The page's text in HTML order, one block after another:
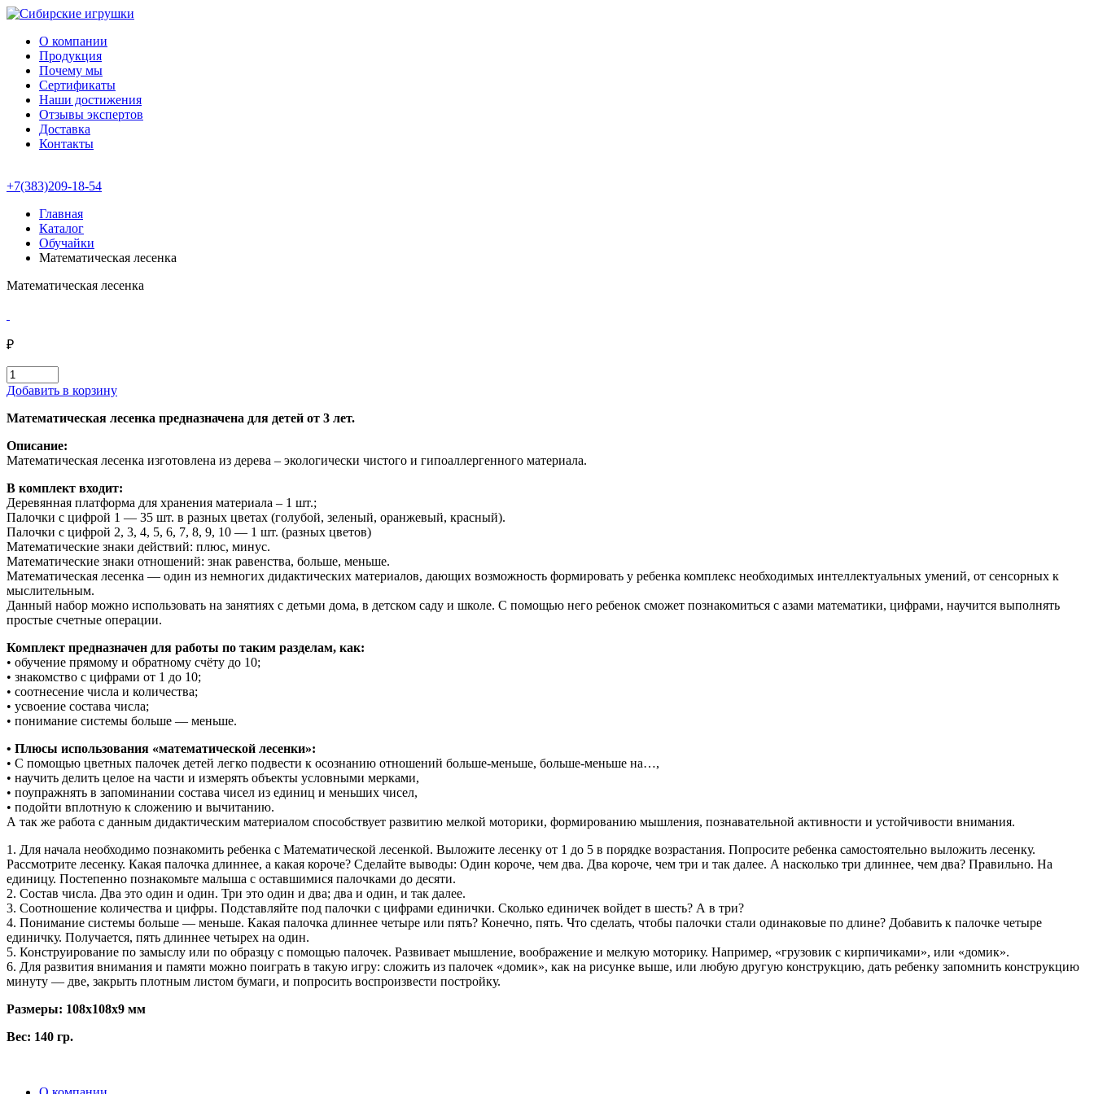
О компании
Продукция
Почему мы
Сертификаты
Наши достижения
Отзывы экспертов
Доставка
Контакты
+7(383)209-18-54
Главная
Каталог
Обучайки
Математическая лесенка
Математическая лесенка
₽
Добавить в корзину
Математическая лесенка предназначена для детей от 3 лет.
Описание:
Математическая лесенка изготовлена из дерева – экологически чистого и гипоаллергенного материала.
В комплект входит:
Деревянная платформа для хранения материала – 1 шт.;
Палочки с цифрой 1 — 35 шт. в разных цветах (голубой, зеленый, оранжевый, красный).
Палочки с цифрой 2, 3, 4, 5, 6, 7, 8, 9, 10 — 1 шт. (разных цветов)
Математические знаки действий: плюс, минус.
Математические знаки отношений: знак равенства, больше, меньше.
Математическая лесенка — один из немногих дидактических материалов, дающих возможность формировать у ребенка комплекс необходимых интеллектуальных умений, от сенсорных к
мыслительным.
Данный набор можно использовать на занятиях с детьми дома, в детском саду и школе. С помощью него ребенок сможет познакомиться с азами математики, цифрами, научится выполнять
простые счетные операции.
Комплект предназначен для работы по таким разделам, как:
• обучение прямому и обратному счёту до 10;
• знакомство с цифрами от 1 до 10;
• соотнесение числа и количества;
• усвоение состава числа;
• понимание системы больше — меньше.
• Плюсы использования «математической лесенки»:
• С помощью цветных палочек детей легко подвести к осознанию отношений больше-меньше, больше-меньше на…,
• научить делить целое на части и измерять объекты условными мерками,
• поупражнять в запоминании состава чисел из единиц и меньших чисел,
• подойти вплотную к сложению и вычитанию.
А так же работа с данным дидактическим материалом способствует развитию мелкой моторики, формированию мышления, познавательной активности и устойчивости внимания.
1. Для начала необходимо познакомить ребенка с Математической лесенкой. Выложите лесенку от 1 до 5 в порядке возрастания. Попросите ребенка самостоятельно выложить лесенку.
Рассмотрите лесенку. Какая палочка длиннее, а какая короче? Сделайте выводы: Один короче, чем два. Два короче, чем три и так далее. А насколько три длиннее, чем два? Правильно. На
единицу. Постепенно познакомьте малыша с оставшимися палочками до десяти.
2. Состав числа. Два это один и один. Три это один и два; два и один, и так далее.
3. Соотношение количества и цифры. Подставляйте под палочки с цифрами единички. Сколько единичек войдет в шесть? А в три?
4. Понимание системы больше — меньше. Какая палочка длиннее четыре или пять? Конечно, пять. Что сделать, чтобы палочки стали одинаковые по длине? Добавить к палочке четыре
единичку. Получается, пять длиннее четырех на один.
5. Конструирование по замыслу или по образцу с помощью палочек. Развивает мышление, воображение и мелкую моторику. Например, «грузовик с кирпичиками», или «домик».
6. Для развития внимания и памяти можно поиграть в такую игру: сложить из палочек «домик», как на рисунке выше, или любую другую конструкцию, дать ребенку запомнить конструкцию
минуту — две, закрыть плотным листом бумаги, и попросить воспроизвести постройку.
Размеры: 108x108x9 мм
Вес: 140 гр.